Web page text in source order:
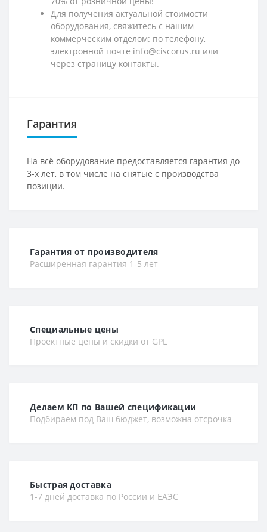
Для получения актуальной стоимости
оборудования, свяжитесь с нашим
коммерческим отделом: по телефону,
электронной почте info@ciscorus.ru или
через страницу контакты.
Гарантия
На всё оборудование предоставляется гарантия до
3-х лет, в том числе на снятые с производства
позиции.
Гарантия от производителя
Расширенная гарантия 1-5 лет
Специальные цены
Проектные цены и скидки от GPL
Делаем КП по Вашей спецификации
Подбираем под Ваш бюджет, возможна отсрочка
Быстрая доставка
1-7 дней доставка по России и ЕАЭС